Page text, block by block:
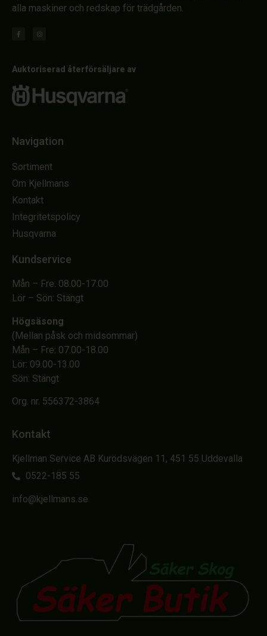
alla maskiner och redskap för trädgården.
Auktoriserad återförsäljare av
Navigation
Sortiment
Om Kjellmans
Kontakt
Integritetspolicy
Husqvarna
Kundservice
Mån – Fre: 08.00-17.00
Lör – Sön: Stängt
Högsäsong
(Mellan påsk och midsommar)
Mån – Fre: 07.00-18.00
Lör: 09.00-13.00
Sön: Stängt
Org. nr. 556372-3864
Kontakt
Kjellman Service AB Kurödsvägen 11, 451 55 Uddevalla
0522-185 55
info@kjellmans.se